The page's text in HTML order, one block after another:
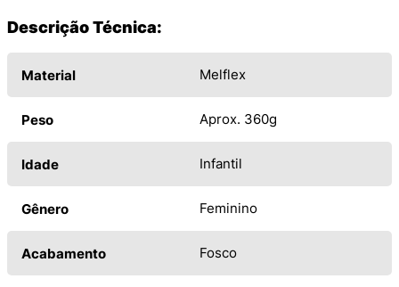
Descrição Técnica:
Material Melflex
Peso Aprox. 360g
Idade Infantil
Gênero Feminino
Acabamento Fosco